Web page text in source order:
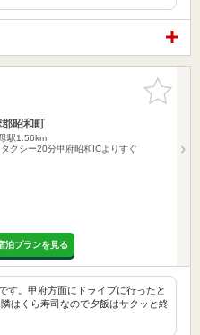
お気に入
りに追加
昭和町
駅1.56km
クシー20分甲府昭和ICよりすぐ
泊プランを見る
す。甲府方面にドライブに行ったと
はくら寿司なので夕飯はサクッと終